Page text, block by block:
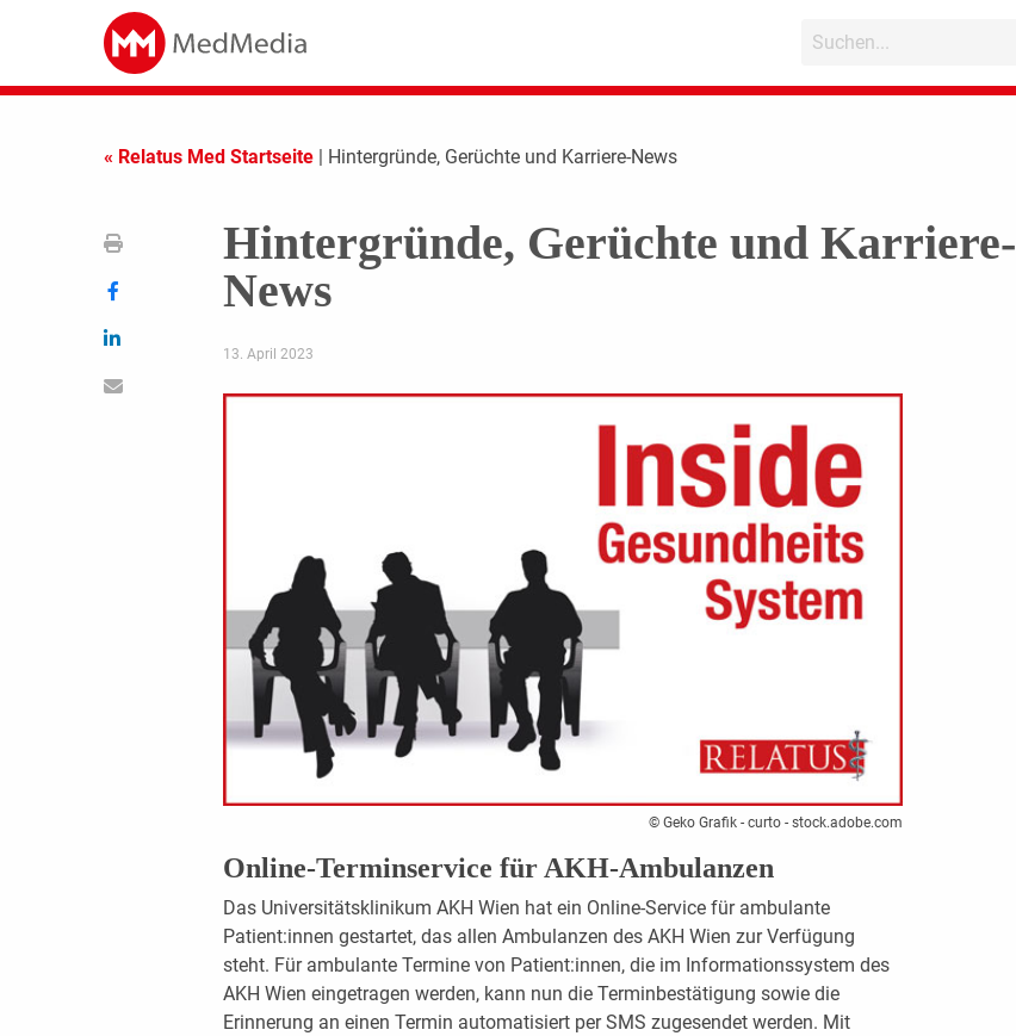
« Relatus Med Startseite | Hintergründe, Gerüchte und Karriere-News
Hintergründe, Gerüchte und Karriere-
News
13. April 2023
© Geko Grafik - curto - stock.adobe.com
Online-Terminservice für AKH-Ambulanzen
Das Universitätsklinikum AKH Wien hat ein Online-Service für ambulante
Patient:innen gestartet, das allen Ambulanzen des AKH Wien zur Verfügung
steht. Für ambulante Termine von Patient:innen, die im Informationssystem des
AKH Wien eingetragen werden, kann nun die Terminbestätigung sowie die
Erinnerung an einen Termin automatisiert per SMS zugesendet werden. Mit